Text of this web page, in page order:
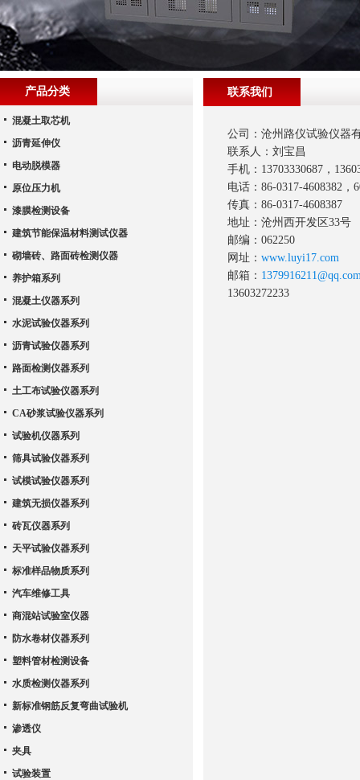
联系我们
公司：沧州路仪试验仪器
联系人：刘宝昌
手机：13703330687，
电话：86-0317-4608382，
传真：86-0317-4608387
地址：沧州西开发区33号
邮编：062250
网址： www.luyi17.com
邮箱：
13603272233
产品分类
混凝土取芯机
沥青延伸仪
电动脱模器
原位压力机
漆膜检测设备
建筑节能保温材料测试仪器
砌墙砖、路面砖检测仪器
养护箱系列
混凝土仪器系列
水泥试验仪器系列
沥青试验仪器系列
路面检测仪器系列
土工布试验仪器系列
CA砂浆试验仪器系列
试验机仪器系列
筛具试验仪器系列
试模试验仪器系列
建筑无损仪器系列
砖瓦仪器系列
天平试验仪器系列
标准样品物质系列
汽车维修工具
商混站试验室仪器
防水卷材仪器系列
塑料管材检测设备
水质检测仪器系列
新标准钢筋反复弯曲试验机
渗透仪
夹具
试验装置